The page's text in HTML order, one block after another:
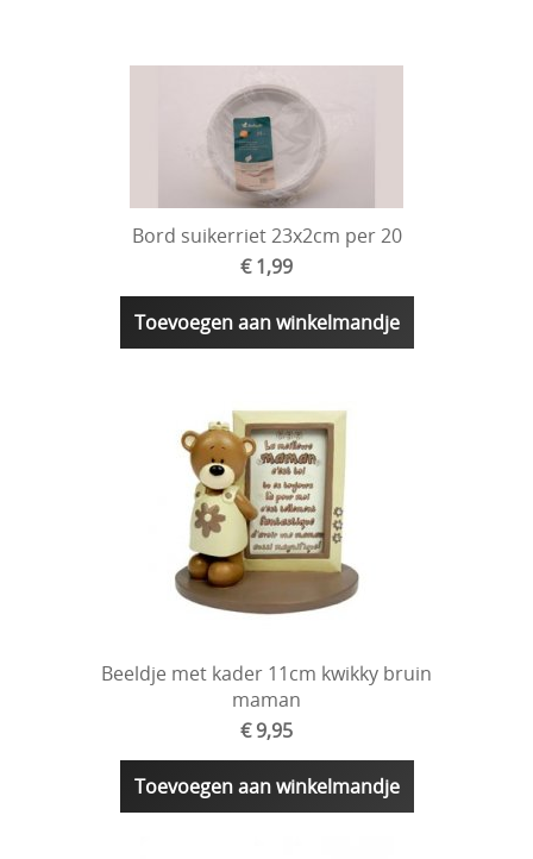
Bord suikerriet 23x2cm per 20
€ 1,99
Toevoegen aan winkelmandje
Beeldje met kader 11cm kwikky bruin
maman
€ 9,95
Toevoegen aan winkelmandje